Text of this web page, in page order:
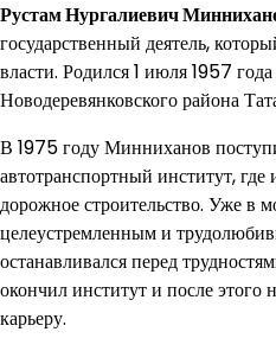
Рустам Нургалиевич
государственный деятель,
власти. Родился 1 июля 1957
Новодеревянковского района
В 1975 году Минниханов
автотранспортный институт, где
дорожное строительство. Уже в
целеустремленным и
останавливался перед
окончил институт и после
карьеру.